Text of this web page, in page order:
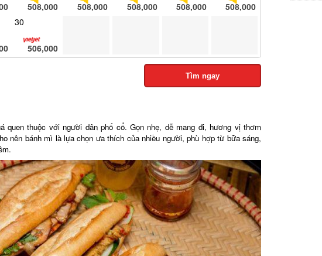
508,000 508,000 508,000 508,000
508,000
30
506,000
Tìm ngay
quen thuộc với người dân phố cổ. Gọn nhẹ, dễ mang đi, hương vị thơm
nên bánh mì là lựa chọn ưa thích của nhiều người, phù hợp từ bữa sáng,